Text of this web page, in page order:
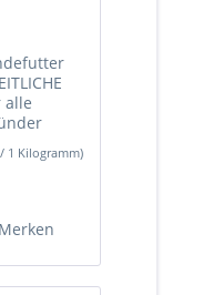
alle
1 Kilogramm)
Merken